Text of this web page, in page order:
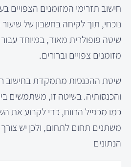
חישוב תזרימי המזומנים הצפויים
נוכחי, תוך לקיחה בחשבון של
שיטה פופולרית מאוד, במיוחד
מזומנים צפויים וברורים.
שיטת ההכנסות מתמקדת בחישוב
והכנסותיה. בשיטה זו, משתמשים
כמו מכפיל הרווח, כדי לקבוע את
משתנים תחום לתחום, ולכן יש
הנתונים